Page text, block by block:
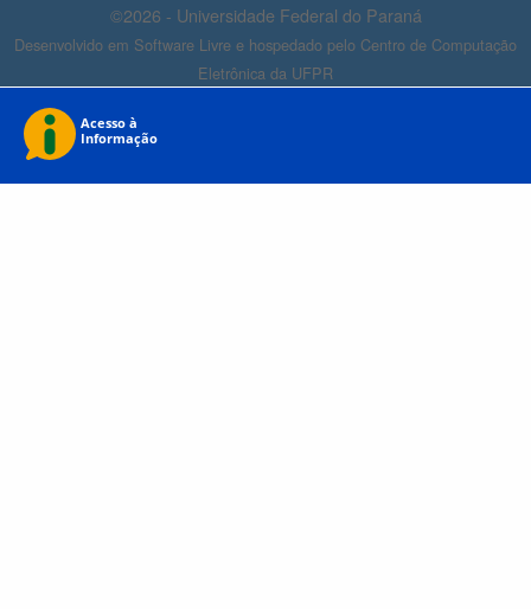
©2026 - Universidade Federal do Paraná
Desenvolvido em Software Livre e hospedado pelo Centro de Computação
Eletrônica da UFPR